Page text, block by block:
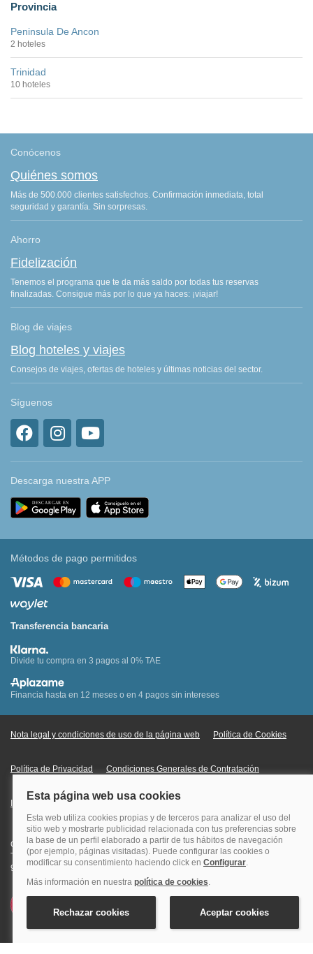
Provincia
Peninsula De Ancon
2 hoteles
Trinidad
10 hoteles
Conócenos
Quiénes somos
Más de 500.000 clientes satisfechos. Confirmación inmediata, total
seguridad y garantía. Sin sorpresas.
Ahorro
Fidelización
Tenemos el programa que te da más saldo por todas tus reservas
finalizadas. Consigue más por lo que ya haces: ¡viajar!
Blog de viajes
Blog hoteles y viajes
Consejos de viajes, ofertas de hoteles y últimas noticias del sector.
Síguenos
Descarga nuestra APP
Métodos de pago permitidos
Transferencia bancaria
Divide tu compra en 3 pagos al 0% TAE
Financia hasta en 12 meses o en 4 pagos sin intereses
Nota legal y condiciones de uso de la página web Política de Cookies
Política de Privacidad Condiciones Generales de Contratación
Información Legal sobre Mercados en Línea
Quehoteles.com - Especialistas en hoteles © Copyright Veturis Travel S.A.
Todos los derechos reservados. Autorización nº I-AV0000879.4 Tel: +34
915759999